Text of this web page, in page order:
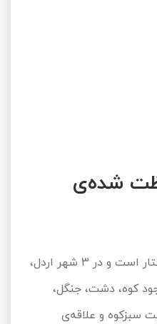
شده‌ی
وسعت این منطقه 62 هزار هکتار است و در 3 شهر اردل،
کوه، دشت، جنگل،
سبزکوه و علاقه‌ی